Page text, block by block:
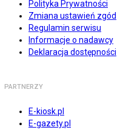
Polityka Prywatności
Zmiana ustawień zgód
Regulamin serwisu
Informacje o nadawcy
Deklaracja dostępności
PARTNERZY
E-kiosk.pl
E-gazety.pl